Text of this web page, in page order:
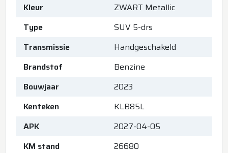
Kleur
ZWART Metallic
Type
SUV 5-drs
Transmissie
Handgeschakeld
Brandstof
Benzine
Bouwjaar
2023
Kenteken
KLB85L
APK
2027-04-05
KM stand
26680